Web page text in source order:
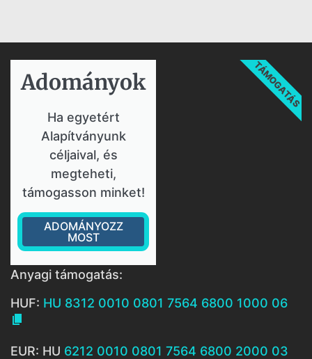
Adományok​
Ha egyetért
Alapítványunk
céljaival, és
megteheti,
támogasson minket!
ADOMÁNYOZZ
MOST
TÁMOGATÁS
Anyagi támogatás:
HUF: HU 8312 0010 0801 7564 6800 1000 06

EUR: HU 6212 0010 0801 7564 6800 2000 03